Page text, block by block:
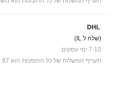
DHL
(שלח ל IL)
7-10 ימי עסקים
תעריף המשלוח של כל ההזמנות הוא ₪41.97